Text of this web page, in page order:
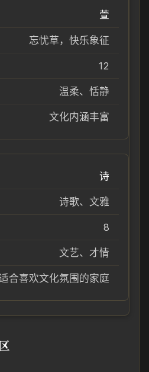
萱
忘忧草，快乐象征
12
温柔、恬静
文化内涵丰富
诗
诗歌、文雅
8
文艺、才情
合喜欢文化氛围的家庭